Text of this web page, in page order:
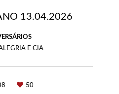
13.04.2026
E CIA
50